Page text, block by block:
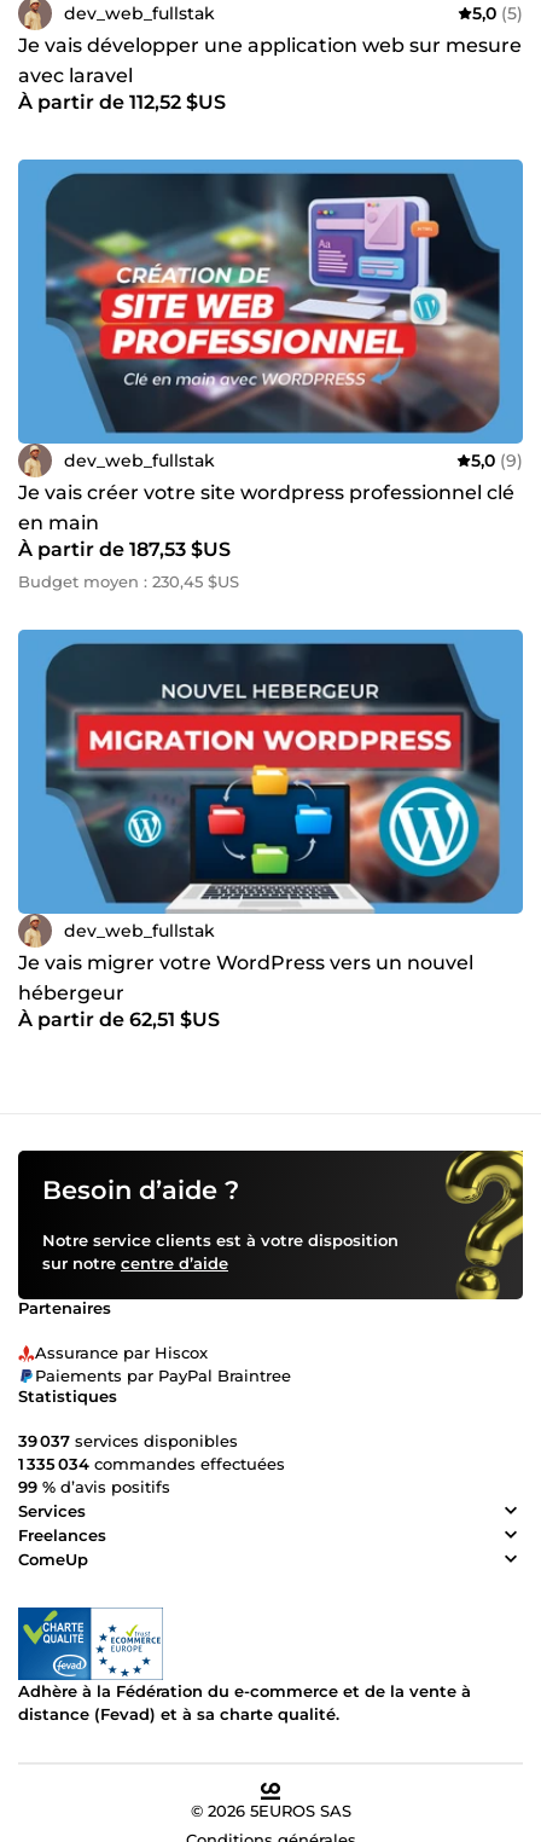
dev_web_fullstak 5,0 (5)
Je vais développer une application web sur mesure
avec laravel
À partir de 112,52 $US
dev_web_fullstak 5,0 (9)
Je vais créer votre site wordpress professionnel clé
en main
À partir de 187,53 $US
Budget moyen : 230,45 $US
dev_web_fullstak
Je vais migrer votre WordPress vers un nouvel
hébergeur
À partir de 62,51 $US
Besoin d’aide ?
Notre service clients est à votre disposition
sur notre centre d’aide
Partenaires
Assurance par Hiscox
Paiements par PayPal Braintree
Statistiques
39 037 services disponibles
1 335 034 commandes effectuées
99 % d’avis positifs
Services
Freelances
ComeUp
Adhère à la Fédération du e-commerce et de la vente à
distance (Fevad) et à sa charte qualité.
© 2026 5EUROS SAS